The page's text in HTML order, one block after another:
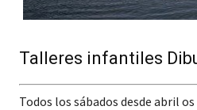
Talleres infantiles
Todos los sábados desde abril